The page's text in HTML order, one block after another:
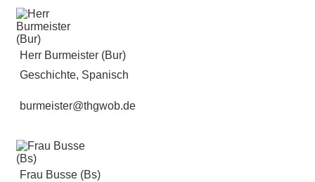
Herr Burmeister (Bur)
Geschichte, Spanisch
burmeister@thgwob.de
Frau Busse (Bs)